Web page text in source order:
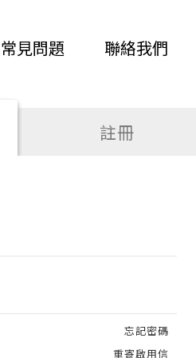
常見問題 聯絡我們
註冊
忘記密碼
重寄啟用信